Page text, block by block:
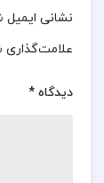
آزمون‌های
منبعی
تبدیل کرده
نشانی
علامت‌گذاری
دیدگاه *